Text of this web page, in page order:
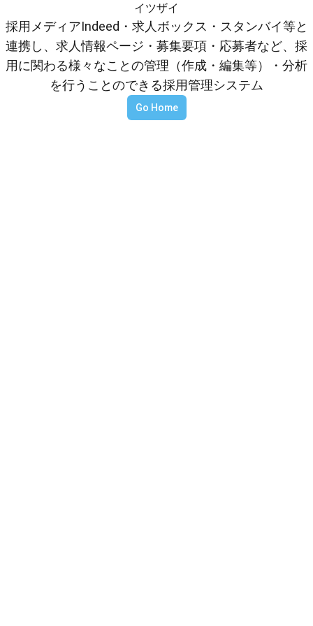
イツザイ
採用メディアIndeed・求人ボックス・スタンバイ等と
連携し、求人情報ページ・募集要項・応募者など、採
用に関わる様々なことの管理（作成・編集等）・分析
を行うことのできる採用管理システム
Go Home